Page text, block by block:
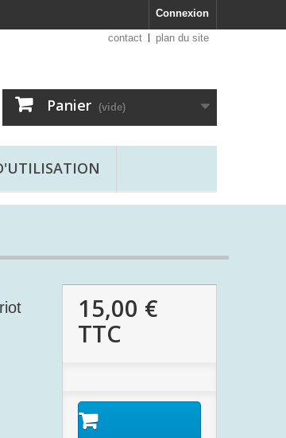
Connexion
contact plan du site
Panier (vide)
15,00 €
TTC